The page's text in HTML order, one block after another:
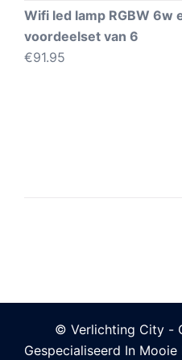
Wifi led lamp RGBW 6w
voordeelset van 6
€91.95
© Verlichting City -
Gespecialiseerd In